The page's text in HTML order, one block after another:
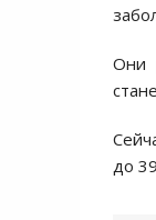
Они
до